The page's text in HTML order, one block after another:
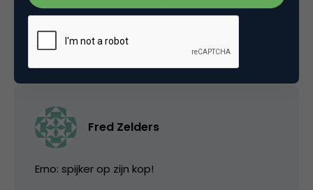
16 december 2006 om 16:46
Fred Zelders
Erno: spijker op zijn kop!